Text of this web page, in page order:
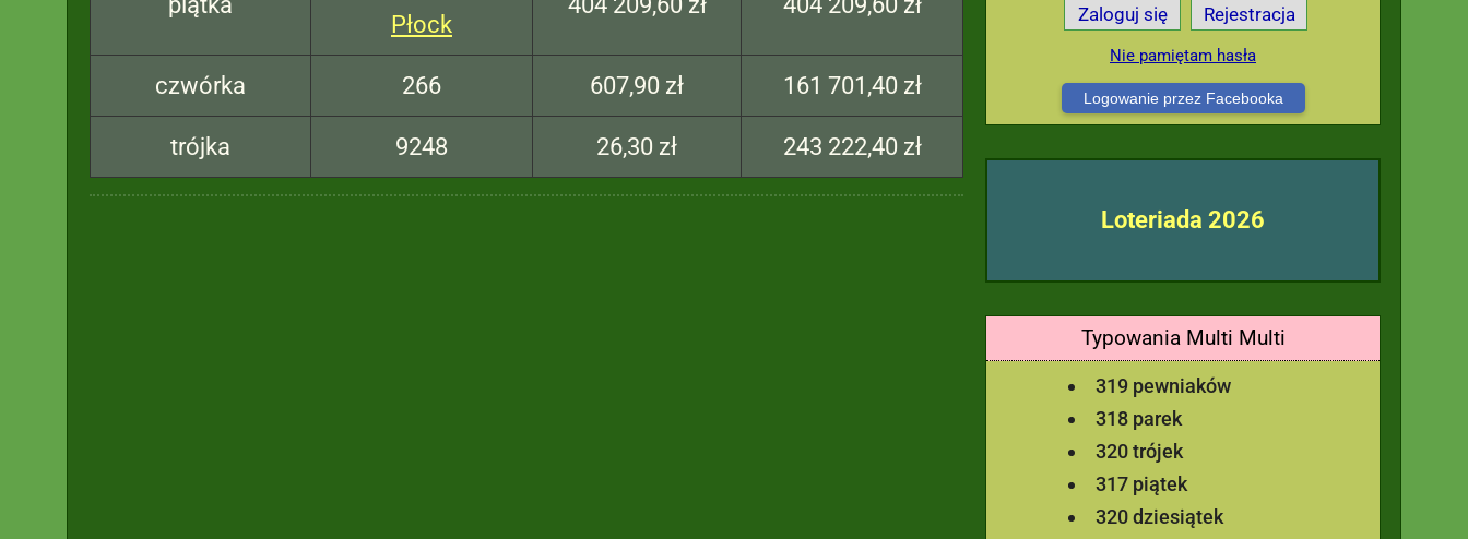
Zaloguj się Rejestracja
Nie pamiętam hasła
Logowanie przez Facebooka
Loteriada 2026
Typowania Multi Multi
319 pewniaków
318 parek
320 trójek
317 piątek
320 dziesiątek
Płock
czwórka 266 607,90 zł 161 701,40 zł
trójka 9248 26,30 zł 243 222,40 zł